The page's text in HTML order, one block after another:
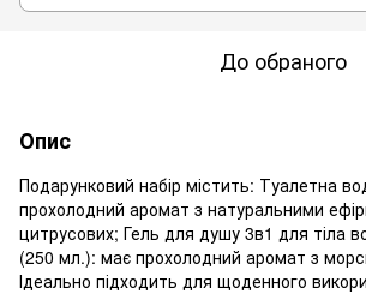
До обраного
Опис
Подарунковий набір містить: Туалетна
прохолодний аромат з натуральними
цитрусових; Гель для душу 3в1 для тіла
(250 мл.): має прохолодний аромат з
Ідеально підходить для щоденного